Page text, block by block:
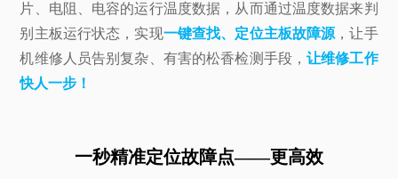
片、电阻、电容的运行温度数据，从而通过温度数据来判
别主板运行状态，实现一键查找、定位主板故障源，让手
机维修人员告别复杂、有害的松香检测手段，让维修工作
快人一步！
一秒精准定位故障点——更高效